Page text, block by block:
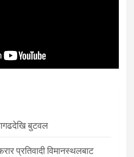
बुटवल
प्रतिवादी विमानस्थलबाट